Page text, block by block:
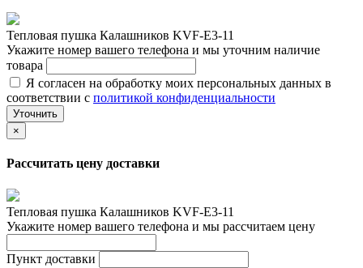
Тепловая пушка Калашников KVF-E3-11
Укажите номер вашего телефона и мы уточним наличие
товара
Я согласен на обработку моих персональных данных в
соответствии с политикой конфиденциальности
Уточнить
×
Рассчитать цену доставки
Тепловая пушка Калашников KVF-E3-11
Укажите номер вашего телефона и мы рассчитаем цену
Пункт доставки